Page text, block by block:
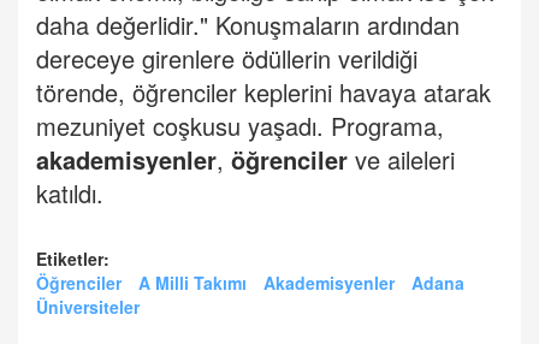
daha değerlidir." Konuşmaların ardından
dereceye girenlere ödüllerin verildiği
törende, öğrenciler keplerini havaya atarak
mezuniyet coşkusu yaşadı. Programa,
akademisyenler, öğrenciler ve aileleri
katıldı.
Etiketler:
Öğrenciler
A Milli Takımı Akademisyenler
Adana
Üniversiteler